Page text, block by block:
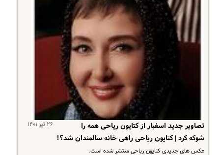
۲۶ تیر ۱۴۰۱
تصاویر جدید اسفبار از کتایون ریاحی همه را
شوکه کرد | کتایون ریاحی راهی خانه سالمندان شد؟!
عکس های جدیدی کتایون ریاحی منتشر شده است.